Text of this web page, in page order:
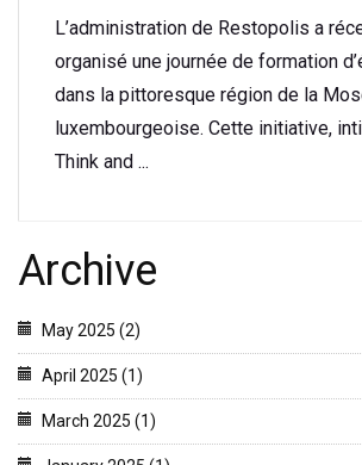
L’administration de Restopolis a
organisé une journée de formation
dans la pittoresque région de la
luxembourgeoise. Cette initiative,
Think and ...
Archive
May 2025 (2)
April 2025 (1)
March 2025 (1)